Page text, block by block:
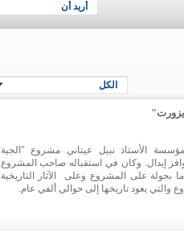
أريد أن
الكل
الأستاذ نبيل عيتاني مشروع "الجية
إيدال. وكان في استقباله صاحب المشروع
بجولة على المشروع وعلى الآثار التاريخية
والتي يعود تاريخها إلى حوالي ألفي عام.